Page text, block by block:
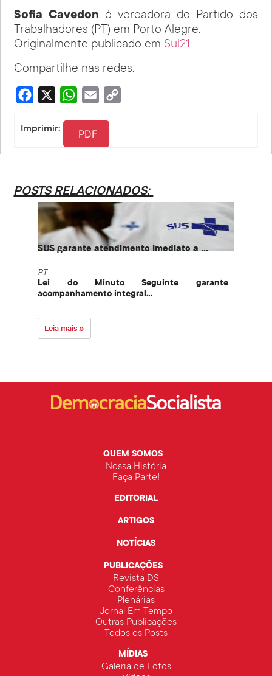
Sofia Cavedon é vereadora do Partido dos
Trabalhadores (PT) em Porto Alegre.
Originalmente publicado em Sul21
Compartilhe nas redes:
Facebook WhatsApp
Email
Imprimir: PDF
POSTS RELACIONADOS:
SUS garante atendimento imediato a ...
PT
Lei do Minuto Seguinte garante
acompanhamento integral...
Leia mais »
QUEM SOMOS
Nossa História
Faça Parte!
EDITORIAL
ARTIGOS
NOTÍCIAS
PUBLICAÇÕES
Revista DS
Conferências
Plenárias
Jornal Em Tempo
Outras Publicações
Todos os Posts
MÍDIAS
Galeria de Fotos